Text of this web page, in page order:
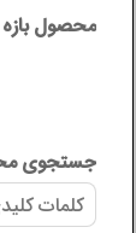
محصول بازه
جستجوی